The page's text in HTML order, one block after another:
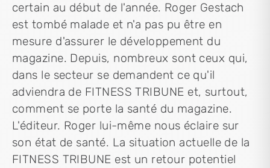
certain au début de l'année. Roger Gestach
est tombé malade et n'a pas pu être en
mesure d'assurer le développement du
magazine. Depuis, nombreux sont ceux qui,
dans le secteur se demandent ce qu'il
adviendra de FITNESS TRIBUNE et, surtout,
comment se porte la santé du magazine.
L'éditeur. Roger lui-même nous éclaire sur
son état de santé. La situation actuelle de la
FITNESS TRIBUNE est un retour potentiel